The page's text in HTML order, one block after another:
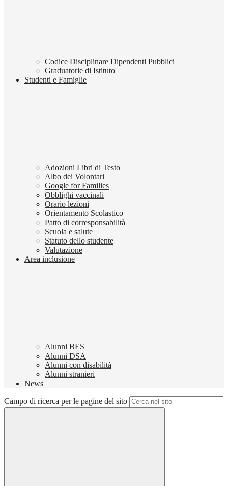
Codice Disciplinare Dipendenti Pubblici
Graduatorie di Istituto
Studenti e Famiglie
Adozioni Libri di Testo
Albo dei Volontari
Google for Families
Obblighi vaccinali
Orario lezioni
Orientamento Scolastico
Patto di corresponsabilità
Scuola e salute
Statuto dello studente
Valutazione
Area inclusione
Alunni BES
Alunni DSA
Alunni con disabilità
Alunni stranieri
News
Campo di ricerca per le pagine del sito